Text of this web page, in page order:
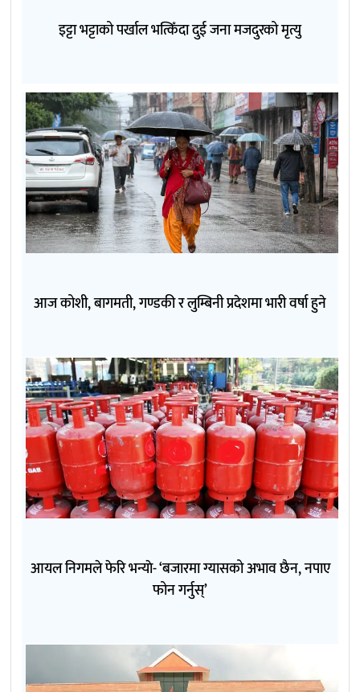
इट्टा भट्टाको पर्खाल भत्किँदा दुई जना मजदुरको मृत्यु
आज कोशी, बागमती, गण्डकी र लुम्बिनी प्रदेशमा भारी वर्षा हुने
आयल निगमले फेरि भन्याे- ‘बजारमा ग्यासको अभाव छैन, नपाए
फोन गर्नुस्’